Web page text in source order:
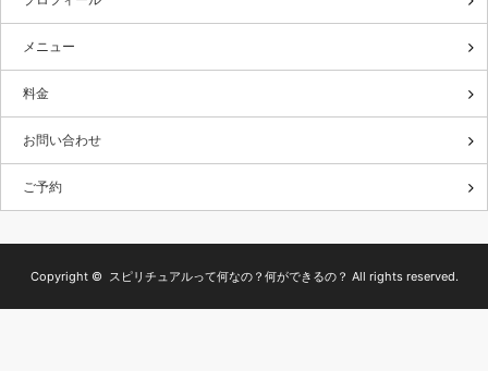
メニュー
料金
お問い合わせ
ご予約
Copyright © スピリチュアルって何なの？何ができるの？ All rights reserved.